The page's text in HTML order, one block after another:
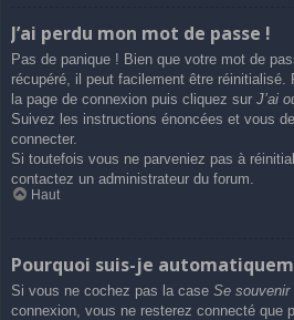
J’ai perdu mon mot de passe !
Pas de panique ! Bien que votre mot de
récupéré, il peut facilement être
la page de connexion puis cliquez sur J’ai
Suivez les instructions énoncées et vous
connecter.
Si toutefois vous ne parveniez pas à
contactez un administrateur du forum.
Haut
Pourquoi suis-je
Si vous ne cochez pas la case Se souvenir
connexion, vous ne resterez connecté que